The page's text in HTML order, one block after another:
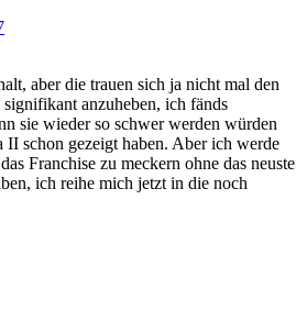
aber die trauen sich ja nicht mal den
anzuheben, ich fänds
sie wieder so schwer werden würden
II schon gezeigt haben. Aber ich werde
Franchise zu meckern ohne das neuste
ich reihe mich jetzt in die noch